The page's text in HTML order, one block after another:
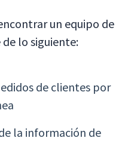
un equipo de
de lo siguiente:
de clientes por
la información de